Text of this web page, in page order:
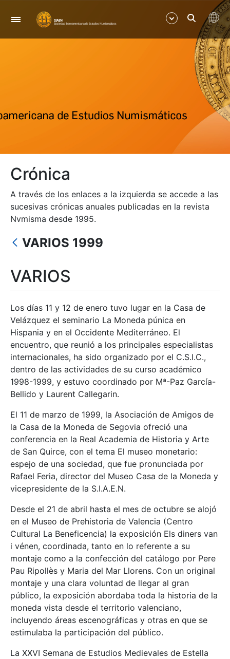
Nabigazioa
Erakutsi/Ezkutatu
Erakutsi/Ezkutatu
Erakutsi/Ezkutatu
Crónica
A través de los enlaces a la izquierda se accede a las
sucesivas crónicas anuales publicadas en la revista
Nvmisma desde 1995.
VARIOS 1999
VARIOS
Los días 11 y 12 de enero tuvo lugar en la Casa de
Velázquez el seminario La Moneda púnica en
Hispania y en el Occidente Mediterráneo. El
encuentro, que reunió a los principales especialistas
internacionales, ha sido organizado por el C.S.I.C.,
dentro de las actividades de su curso académico
1998-1999, y estuvo coordinado por Mª-Paz García-
Bellido y Laurent Callegarin.
El 11 de marzo de 1999, la Asociación de Amigos de
la Casa de la Moneda de Segovia ofreció una
conferencia en la Real Academia de Historia y Arte
de San Quirce, con el tema El museo monetario:
espejo de una sociedad, que fue pronunciada por
Rafael Feria, director del Museo Casa de la Moneda y
vicepresidente de la S.I.A.E.N.
Desde el 21 de abril hasta el mes de octubre se alojó
en el Museo de Prehistoria de Valencia (Centro
Cultural La Beneficencia) la exposición Els diners van
i vénen, coordinada, tanto en lo referente a su
montaje como a la confección del catálogo por Pere
Pau Ripollès y Maria del Mar Llorens. Con un original
montaje y una clara voluntad de llegar al gran
público, la exposición abordaba toda la historia de la
moneda vista desde el territorio valenciano,
incluyendo áreas escenográficas y otras en que se
estimulaba la participación del público.
La XXVI Semana de Estudios Medievales de Estella